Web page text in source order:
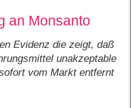
an Monsanto
Evidenz die zeigt, daß
unakzeptable
vom Markt entfernt